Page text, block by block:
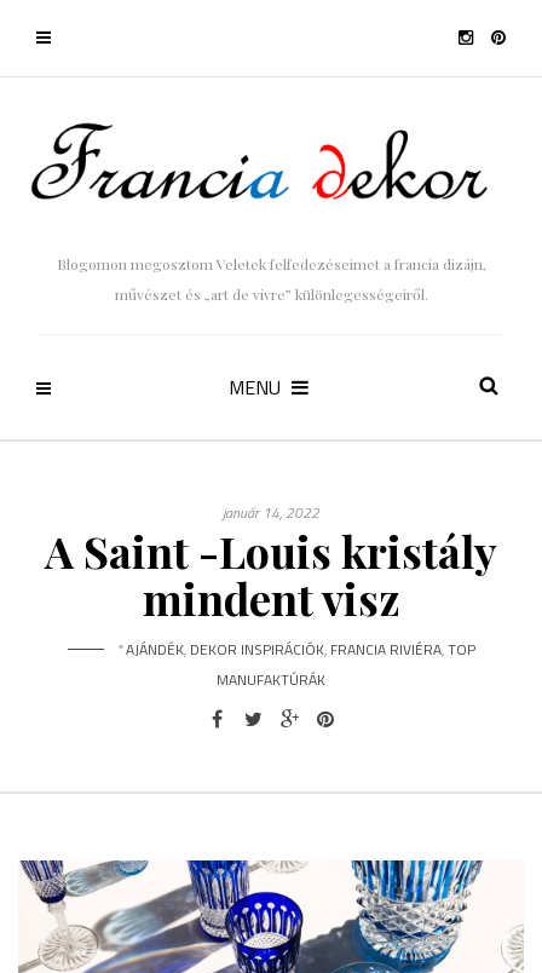
Blogomon megosztom Veletek felfedezéseimet a francia dizájn,
művészet és „art de vivre” különlegességeiről.
MENU
január 14, 2022
A Saint -Louis kristály
mindent visz
*AJÁNDÉK, DEKOR INSPIRÁCIÓK, FRANCIA RIVIÉRA,TOP
MANUFAKTÚRÁK